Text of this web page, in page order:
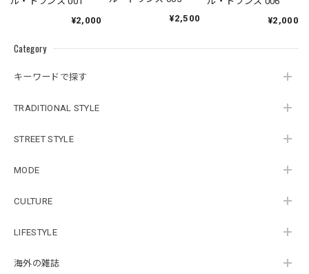
Category
キーワードで探す
TRADITIONAL STYLE
STREET STYLE
MODE
CULTURE
LIFESTYLE
海外の雑誌
¥2,000
¥2,500
¥2,000